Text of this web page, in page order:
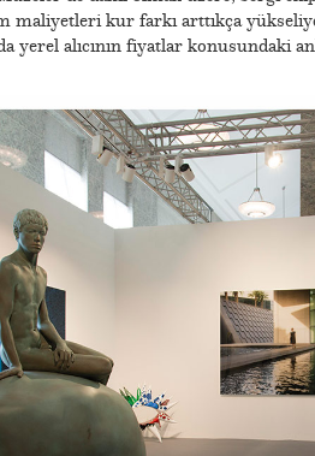
maliyetleri kur farkı arttıkça
yerel alıcının fiyatlar konusundaki